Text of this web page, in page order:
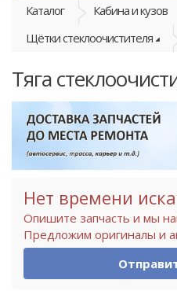
Каталог
Кабина и кузов
Щётки стеклоочистителя
Тяга
Нет времени
Опишите запчасть и мы
Предложим оригиналы и